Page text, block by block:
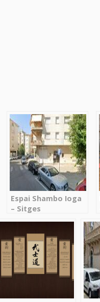
Espai Shambo Ioga
– Sitges